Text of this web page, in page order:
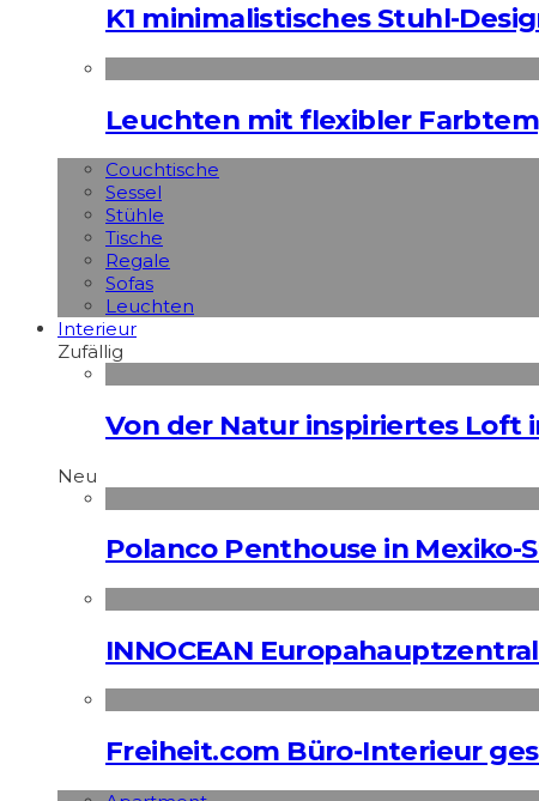
K1 minimalistisches Stuhl-
Leuchten mit flexibler
Couchtische
Sessel
Stühle
Tische
Regale
Sofas
Leuchten
Interieur
Zufällig
Von der Natur inspiriertes Loft
Neu
Polanco Penthouse in Mexiko-
INNOCEAN
Freiheit.com Büro-Interieur